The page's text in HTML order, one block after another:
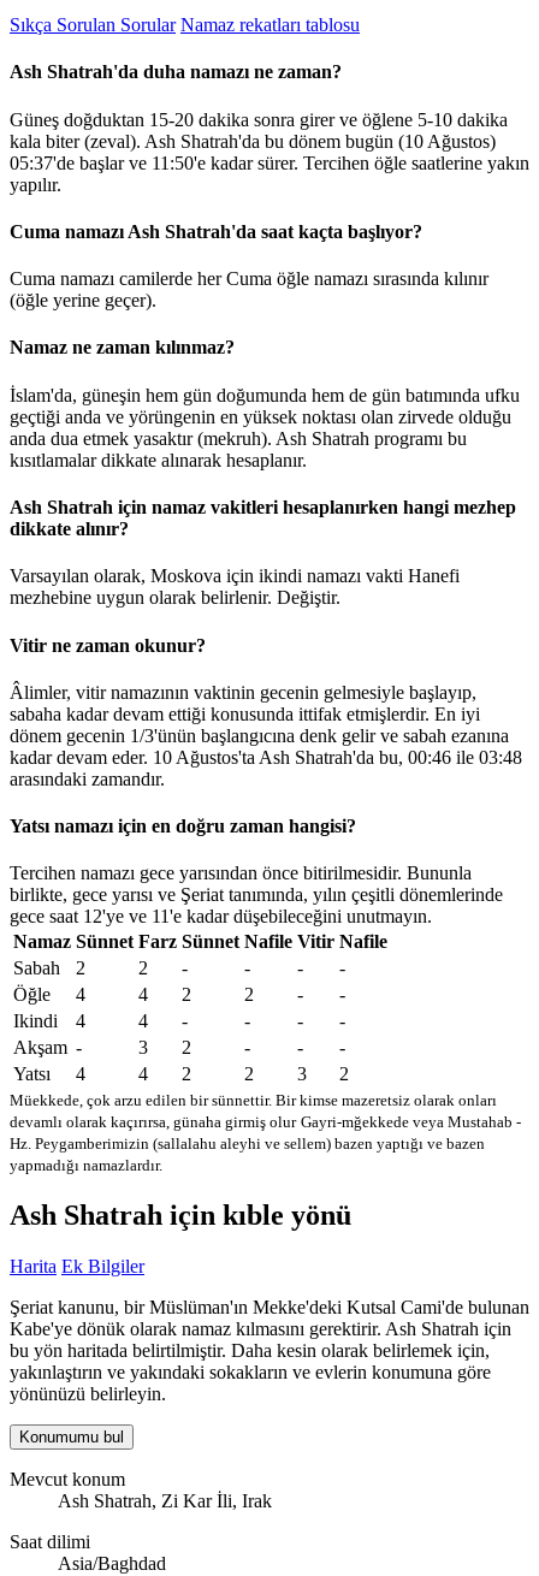
Sıkça Sorulan Sorular Namaz rekatları tablosu
Ash Shatrah'da duha namazı ne zaman?
Güneş doğduktan 15-20 dakika sonra girer ve öğlene 5-10 dakika
kala biter (zeval). Ash Shatrah'da bu dönem bugün (10 Ağustos)
05:37'de başlar ve 11:50'e kadar sürer. Tercihen öğle saatlerine yakın
yapılır.
Cuma namazı Ash Shatrah'da saat kaçta başlıyor?
Cuma namazı camilerde her Cuma öğle namazı sırasında kılınır
(öğle yerine geçer).
Namaz ne zaman kılınmaz?
İslam'da, güneşin hem gün doğumunda hem de gün batımında ufku
geçtiği anda ve yörüngenin en yüksek noktası olan zirvede olduğu
anda dua etmek yasaktır (mekruh). Ash Shatrah programı bu
kısıtlamalar dikkate alınarak hesaplanır.
Ash Shatrah için namaz vakitleri hesaplanırken hangi mezhep
dikkate alınır?
Varsayılan olarak, Moskova için ikindi namazı vakti Hanefi
mezhebine uygun olarak belirlenir. Değiştir.
Vitir ne zaman okunur?
Âlimler, vitir namazının vaktinin gecenin gelmesiyle başlayıp,
sabaha kadar devam ettiği konusunda ittifak etmişlerdir. En iyi
dönem gecenin 1/3'ünün başlangıcına denk gelir ve sabah ezanına
kadar devam eder. 10 Ağustos'ta Ash Shatrah'da bu, 00:46 ile 03:48
arasındaki zamandır.
Yatsı namazı için en doğru zaman hangisi?
Tercihen namazı gece yarısından önce bitirilmesidir. Bununla
birlikte, gece yarısı ve Şeriat tanımında, yılın çeşitli dönemlerinde
gece saat 12'ye ve 11'e kadar düşebileceğini unutmayın.
Namaz Sünnet Farz Sünnet Nafile Vitir Nafile
Sabah
2 2 - - -
-
Öğle
4 4 2 2 -
-
Ikindi
4 4 - - -
-
Akşam - 3 2 - -
-
Yatsı
4 4 2 2 3 2
Müekkede, çok arzu edilen bir sünnettir. Bir kimse mazeretsiz olarak onları
devamlı olarak kaçırırsa, günaha girmiş olur Gayri-mğekkede veya Mustahab -
Hz. Peygamberimizin (sallalahu aleyhi ve sellem) bazen yaptığı ve bazen
yapmadığı namazlardır.
Ash Shatrah için kıble yönü
Harita Ek Bilgiler
Şeriat kanunu, bir Müslüman'ın Mekke'deki Kutsal Cami'de bulunan
Kabe'ye dönük olarak namaz kılmasını gerektirir. Ash Shatrah için
bu yön haritada belirtilmiştir. Daha kesin olarak belirlemek için,
yakınlaştırın ve yakındaki sokakların ve evlerin konumuna göre
yönünüzü belirleyin.
Konumumu bul
Mevcut konum
Ash Shatrah, Zi Kar İli, Irak
Saat dilimi
Asia/Baghdad